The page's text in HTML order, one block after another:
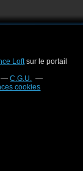
Loftsur le portail
C.G.U.
cookies